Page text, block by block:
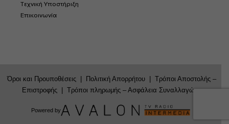
Τεχνική Υποστήριξη
Επικοινωνία
Όροι και Προυποθέσεις Πολιτική Απορρήτου
Τρόποι Αποστολής –
Επιστροφής
Τρόποι πληρωμής – Ασφάλεια Συναλλαγών
Powered by